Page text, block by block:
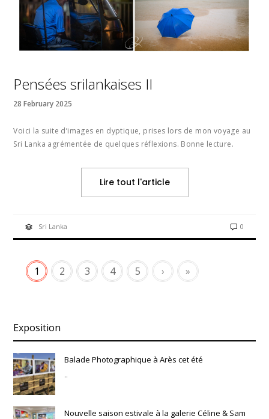
Pensées srilankaises II
28 February 2025
Voici la suite d’images en dyptique, prises lors de mon voyage au
Sri Lanka agrémentée de quelques réflexions. Bonne lecture.
Lire tout l'article
Sri Lanka 0
1 2 3 4 5 › »
Exposition
Balade Photographique à Arès cet été
..
Nouvelle saison estivale à la galerie Céline & Sam